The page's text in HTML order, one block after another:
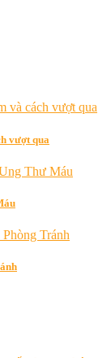
vượt qua